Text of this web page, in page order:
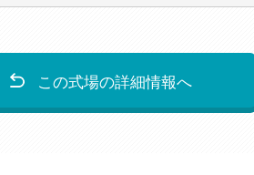
この式場の詳細情報へ